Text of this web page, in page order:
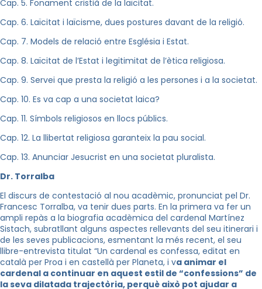
Cap. 5. Fonament cristià de la laïcitat.
Cap. 6. Laïcitat i laïcisme, dues postures davant de la religió.
Cap. 7. Models de relació entre Església i Estat.
Cap. 8. Laïcitat de l’Estat i legitimitat de l’ètica religiosa.
Cap. 9. Servei que presta la religió a les persones i a la societat.
Cap. 10. Es va cap a una societat laica?
Cap. 11. Símbols religiosos en llocs públics.
Cap. 12. La llibertat religiosa garanteix la pau social.
Cap. 13. Anunciar Jesucrist en una societat pluralista.
Dr. Torralba
El discurs de contestació al nou acadèmic, pronunciat pel Dr.
Francesc Torralba, va tenir dues parts. En la primera va fer un
ampli repàs a la biografia acadèmica del cardenal Martínez
Sistach, subratllant alguns aspectes rellevants del seu itinerari i
de les seves publicacions, esmentant la més recent, el seu
llibre-entrevista titulat “Un cardenal es confessa, editat en
català per Proa i en castellà per Planeta, i va animar el
cardenal a continuar en aquest estil de “confessions” de
la seva dilatada trajectòria, perquè això pot ajudar a